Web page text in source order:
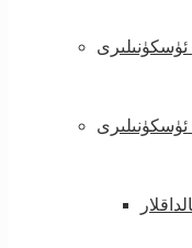
ئۈسكۈنىلىرى
ئۈسكۈنىلىرى